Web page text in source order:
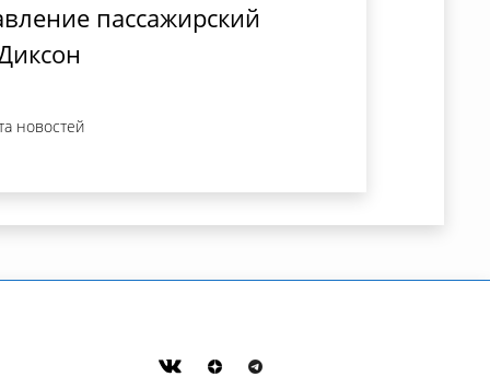
пассажирский
новостей